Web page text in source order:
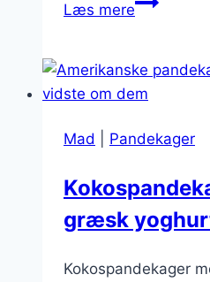
Læs mere
lime
og
Mad
Pandekager
græsk
Kokospandekager